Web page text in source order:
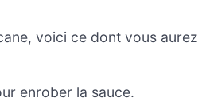
voici ce dont vous aurez
enrober la sauce.